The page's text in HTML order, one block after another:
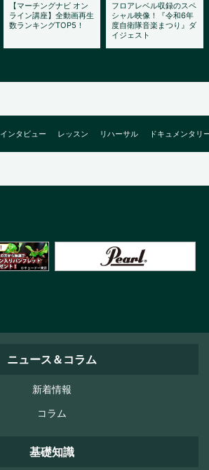
【マーチングナビ オン
ライン講座】全動画再生
数ランキングTOP5！
フロアレベル収録のスペ
シャル映像！『令和6年
度自衛隊音楽まつり』ダ
イジェスト
インタビュー レッスン リハーサル ドキュメンタリ
ニュース＆コラム
新着情報
コラム
基礎知識